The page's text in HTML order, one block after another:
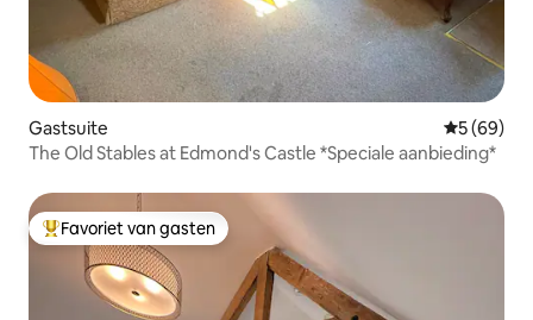
Gastsuite
5 (69)
The Old Stables at Edmond's Castle *Speciale aanbieding*
Topfavoriet van gasten
Favoriet van gasten